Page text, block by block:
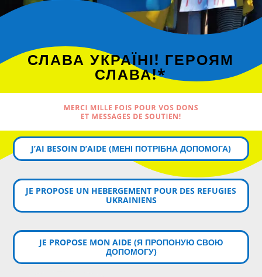
СЛАВА УКРАЇНІ! ГЕРОЯМ
СЛАВА!*
MERCI MILLE FOIS POUR VOS DONS
ET MESSAGES DE SOUTIEN!
J’AI BESOIN D’AIDE (MЕНІ ПОТРІБНА ДОПОМОГА)
JE PROPOSE UN HEBERGEMENT POUR DES REFUGIES
UKRAINIENS
JE PROPOSE MON AIDE (Я ПРОПОНУЮ СВОЮ
ДОПОМОГУ)